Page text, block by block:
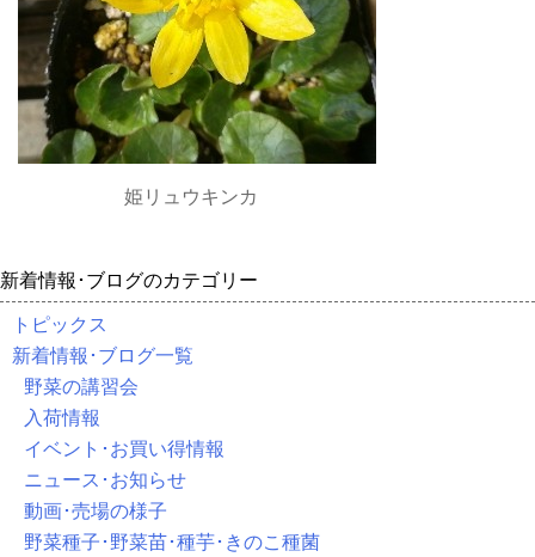
姫リュウキンカ
新着情報･ブログのカテゴリー
トピックス
新着情報･ブログ一覧
野菜の講習会
入荷情報
イベント･お買い得情報
ニュース･お知らせ
動画･売場の様子
野菜種子･野菜苗･種芋･きのこ種菌